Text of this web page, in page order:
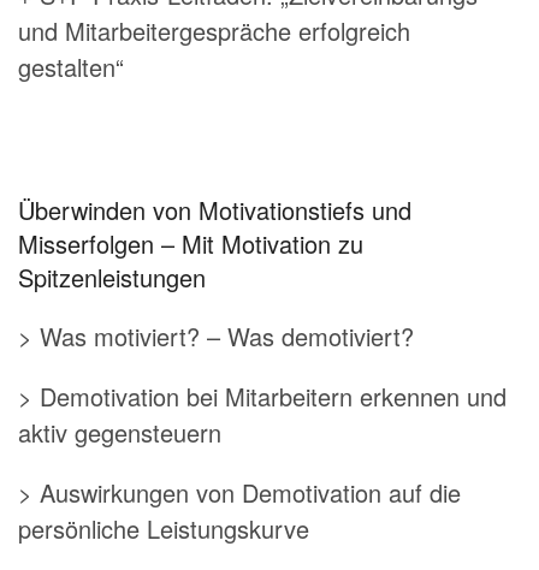
und Mitarbeitergespräche erfolgreich
gestalten“
Überwinden von Motivationstiefs und
Misserfolgen – Mit Motivation zu
Spitzenleistungen
> Was motiviert? – Was demotiviert?
> Demotivation bei Mitarbeitern erkennen und
aktiv gegensteuern
> Auswirkungen von Demotivation auf die
persönliche Leistungskurve